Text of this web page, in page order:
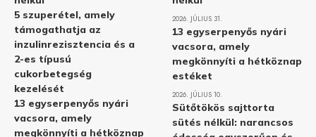
5 szuperétel, amely
támogathatja az
inzulinrezisztencia és a
2-es típusú
cukorbetegség
kezelését
13 egyserpenyős nyári
vacsora, amely
megkönnyíti a hétköznap
2026. JÚLIUS 31.
13 egyserpenyős nyári
vacsora, amely
megkönnyíti a hétköznap
estéket
2026. JÚLIUS 10.
Sütőtökös sajttorta
sütés nélkül: narancsos